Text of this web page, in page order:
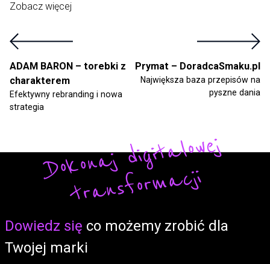
Zobacz więcej
ADAM BARON – torebki z
charakterem
Efektywny rebranding i nowa
strategia
Prymat – DoradcaSmaku.pl
Największa baza przepisów na
pyszne dania
Dowiedz się co możemy zrobić dla
Twojej marki
Do
ko
n
aj
di
gi
t
alo
w
ej
t
r
a
ns
fo
r
m
a
cji